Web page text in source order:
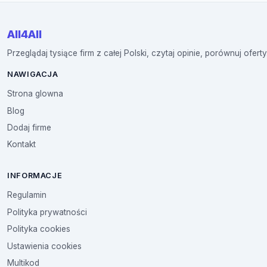
All4All
Przeglądaj tysiące firm z całej Polski, czytaj opinie, porównuj
NAWIGACJA
Strona glowna
Blog
Dodaj firme
Kontakt
INFORMACJE
Regulamin
Polityka prywatności
Polityka cookies
Ustawienia cookies
Multikod